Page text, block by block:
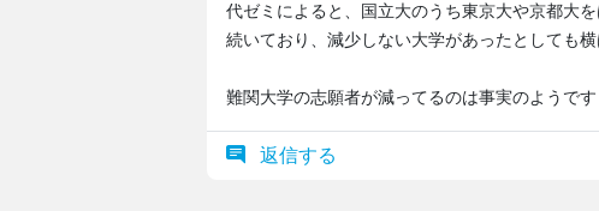
代ゼミによると、国立大のうち東京大や京都大
続いており、減少しない大学があったとしても横
難関大学の志願者が減ってるのは事実のようです
返信する